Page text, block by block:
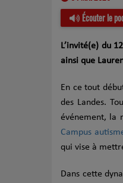
Écouter le
L’invité(e) du
ainsi que
En ce tout
des Landes.
événement, la
Campus
qui vise à
Dans cette